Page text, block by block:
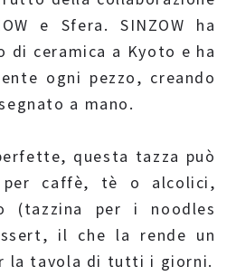
e Sfera. SINZOW ha
ceramica a Kyoto e ha
ogni pezzo, creando
a mano.
questa tazza può
per caffè, tè o alcolici,
(tazzina per i noodles
il che la rende un
la tavola di tutti i giorni.